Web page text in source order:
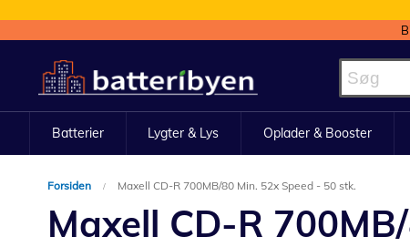
to
Content
Batterier Lygter & Lys Oplader & Booster
Forsiden Maxell CD-R 700MB/80 Min. 52x Speed - 50 stk.
Maxell CD-R